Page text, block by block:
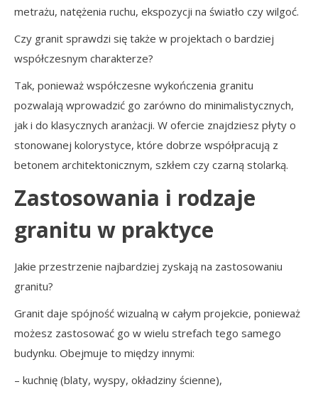
metrażu, natężenia ruchu, ekspozycji na światło czy wilgoć.
Czy granit sprawdzi się także w projektach o bardziej
współczesnym charakterze?
Tak, ponieważ współczesne wykończenia granitu
pozwalają wprowadzić go zarówno do minimalistycznych,
jak i do klasycznych aranżacji. W ofercie znajdziesz płyty o
stonowanej kolorystyce, które dobrze współpracują z
betonem architektonicznym, szkłem czy czarną stolarką.
Zastosowania i rodzaje
granitu w praktyce
Jakie przestrzenie najbardziej zyskają na zastosowaniu
granitu?
Granit daje spójność wizualną w całym projekcie, ponieważ
możesz zastosować go w wielu strefach tego samego
budynku. Obejmuje to między innymi:
– kuchnię (blaty, wyspy, okładziny ścienne),